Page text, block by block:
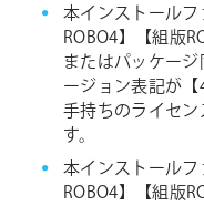
本インストール
ROBO4】【組版
またはパッケー
ージョン表記が
手持ちのライセ
す。
本インストール
ROBO4】【組版